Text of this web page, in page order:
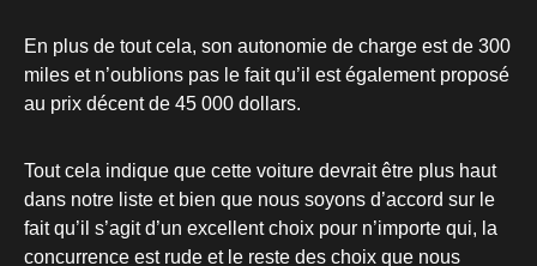
En plus de tout cela, son autonomie de charge est de 300
miles et n’oublions pas le fait qu’il est également proposé
au prix décent de 45 000 dollars.
Tout cela indique que cette voiture devrait être plus haut
dans notre liste et bien que nous soyons d’accord sur le
fait qu’il s’agit d’un excellent choix pour n’importe qui, la
concurrence est rude et le reste des choix que nous